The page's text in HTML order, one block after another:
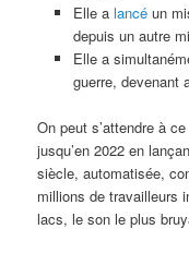
Elle a lancéun
depuis un autre
Elle a
guerre, devenant
On peut s’attendre à
jusqu’en 2022 en
siècle, automatisée,
millions de travailleurs
lacs, le son le plus